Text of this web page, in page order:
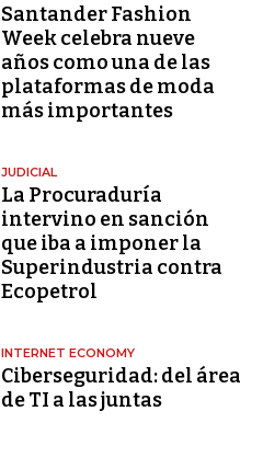
Santander Fashion
Week celebra nueve
años como una de las
plataformas de moda
más importantes
JUDICIAL
La Procuraduría
intervino en sanción
que iba a imponer la
Superindustria contra
Ecopetrol
INTERNET ECONOMY
Ciberseguridad: del área
de TI a las juntas